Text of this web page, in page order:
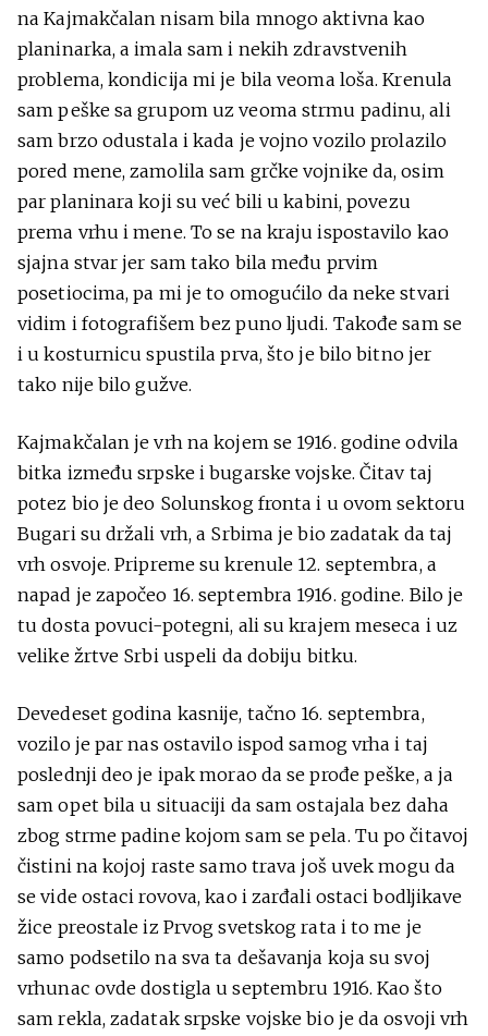
na Kajmakčalan nisam bila mnogo aktivna kao
planinarka, a imala sam i nekih zdravstvenih
problema, kondicija mi je bila veoma loša. Krenula
sam peške sa grupom uz veoma strmu padinu, ali
sam brzo odustala i kada je vojno vozilo prolazilo
pored mene, zamolila sam grčke vojnike da, osim
par planinara koji su već bili u kabini, povezu
prema vrhu i mene. To se na kraju ispostavilo kao
sjajna stvar jer sam tako bila među prvim
posetiocima, pa mi je to omogućilo da neke stvari
vidim i fotografišem bez puno ljudi. Takođe sam se
i u kosturnicu spustila prva, što je bilo bitno jer
tako nije bilo gužve.
Kajmakčalan je vrh na kojem se 1916. godine odvila
bitka između srpske i bugarske vojske. Čitav taj
potez bio je deo Solunskog fronta i u ovom sektoru
Bugari su držali vrh, a Srbima je bio zadatak da taj
vrh osvoje. Pripreme su krenule 12. septembra, a
napad je započeo 16. septembra 1916. godine. Bilo je
tu dosta povuci-potegni, ali su krajem meseca i uz
velike žrtve Srbi uspeli da dobiju bitku.
Devedeset godina kasnije, tačno 16. septembra,
vozilo je par nas ostavilo ispod samog vrha i taj
poslednji deo je ipak morao da se prođe peške, a ja
sam opet bila u situaciji da sam ostajala bez daha
zbog strme padine kojom sam se pela. Tu po čitavoj
čistini na kojoj raste samo trava još uvek mogu da
se vide ostaci rovova, kao i zarđali ostaci bodljikave
žice preostale iz Prvog svetskog rata i to me je
samo podsetilo na sva ta dešavanja koja su svoj
vrhunac ovde dostigla u septembru 1916. Kao što
sam rekla, zadatak srpske vojske bio je da osvoji vrh